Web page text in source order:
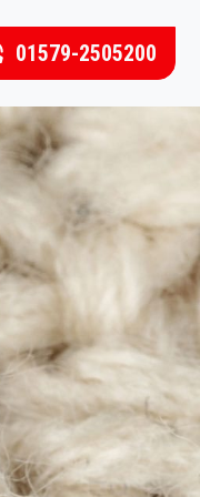
01579-2505200